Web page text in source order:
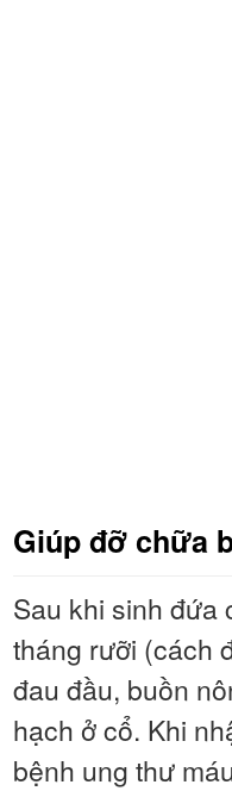
Giúp đỡ chữa
Sau khi sinh đứa
tháng rưỡi (cách
đau đầu, buồn
hạch ở cổ. Khi
bệnh ung thư